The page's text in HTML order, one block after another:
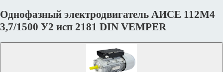
Однофазный электродвигатель АИСЕ 112М4
3,7/1500 У2 исп 2181 DIN VEMPER